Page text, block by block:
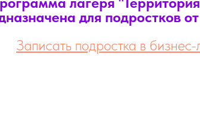
для подростков от
Записать подростка в бизнес-